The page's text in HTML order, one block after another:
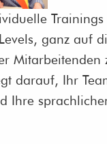
ganz auf
Mitarbeitenden
darauf, Ihr
Ihre